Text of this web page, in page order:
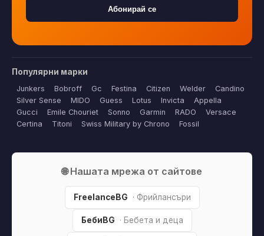
Абонирай се
Популярни марки
Junkers Bobroff Gc Festina Citizen Welder
Candino
Silver Sense
MIDO Guess Lotus Invicta
Appella
Gucci
Emile Chouriet Sonno Garmin RADO
Versace
Certina
Titoni Swiss Military by Chrono Fossil
🌐 Нашата мрежа от сайтове
FreelanceBG · Фрийлансъри
БебиBG · Бебета и деца